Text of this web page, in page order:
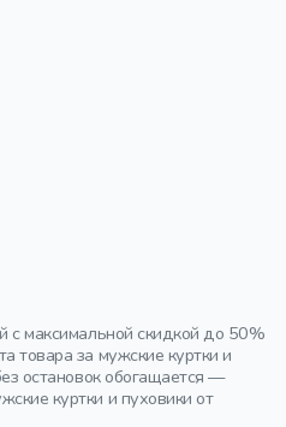
максимальной скидкой до 50%
товара за мужские куртки и
остановок обогащается —
куртки и пуховики от